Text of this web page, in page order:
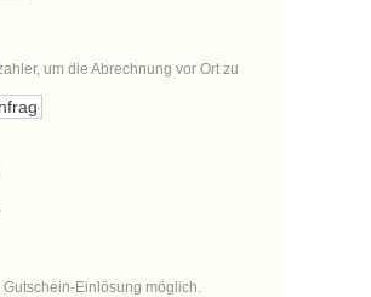
um die Abrechnung vor Ort zu
Einlösung möglich.